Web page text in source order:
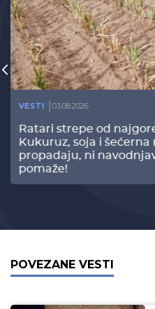
VESTI 03.08.2026
Ratari strepe od
Kukuruz, soja i šećerna
propadaju, ni
pomaže!
POVEZANE VESTI